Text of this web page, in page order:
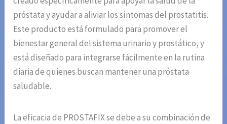
próstata y ayudar a aliviar los síntomas del prostatitis.
Este producto está formulado para promover el
bienestar general del sistema urinario y prostático, y
está diseñado para integrarse fácilmente en la rutina
diaria de quienes buscan mantener una próstata
saludable.
La eficacia de PROSTAFIX se debe a su combinación de